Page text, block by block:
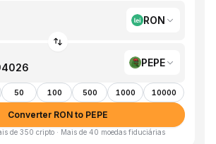
RON
PEPE
50 100 500 1000 10000
Converter RON to PEPE
de 350 cripto · Mais de 40 moedas fiduciárias